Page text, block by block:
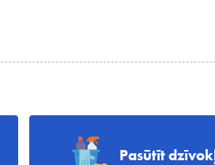
Pasūtīt